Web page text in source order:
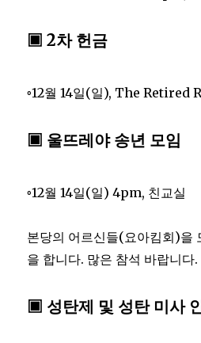
▣ 2차 헌금
◦12월 14일(일), The Retired
▣ 울뜨레야 송년 모임
◦12월 14일(일) 4pm, 친교실
본당의 어르신들(요아킴회)을
을 합니다. 많은 참석 바랍니다.
▣ 성탄제 및 성탄 미사